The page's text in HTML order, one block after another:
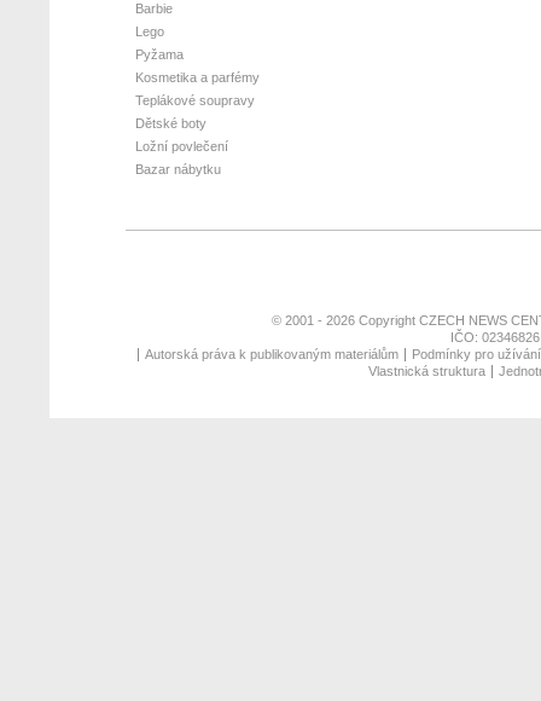
Barbie
Lego
Pyžama
Kosmetika a parfémy
Teplákové soupravy
Dětské boty
Ložní povlečení
Bazar nábytku
© 2001 - 2026 Copyright CZECH NEWS
IČO:
Autorská práva k publikovaným materiálům
Podmínky pro
Vlastnická struktura